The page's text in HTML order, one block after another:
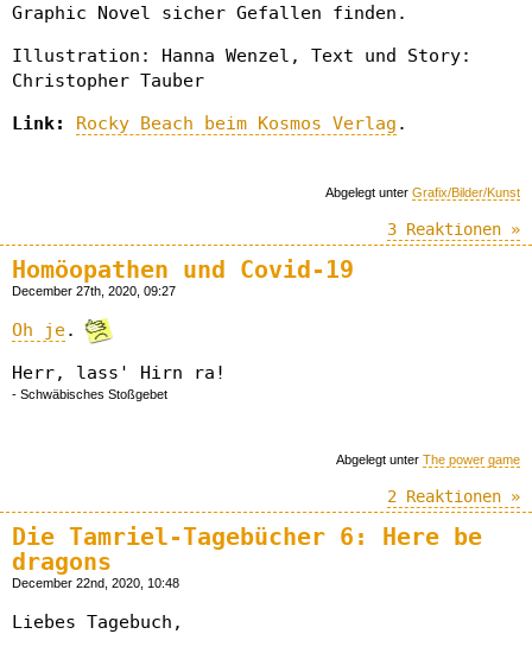
Graphic Novel sicher Gefallen finden.
Illustration: Hanna Wenzel, Text und Story:
Christopher Tauber
Link:
Rocky Beach beim Kosmos Verlag .
Abgelegt unter Grafix/Bilder/Kunst
3 Reaktionen »
Homöopathen und Covid-19
December 27th, 2020, 09:27
Oh je.
Herr, lass' Hirn ra!
- Schwäbisches Stoßgebet
Abgelegt unter The power game
2 Reaktionen »
Die Tamriel-Tagebücher 6: Here be
dragons
December 22nd, 2020, 10:48
Liebes Tagebuch,